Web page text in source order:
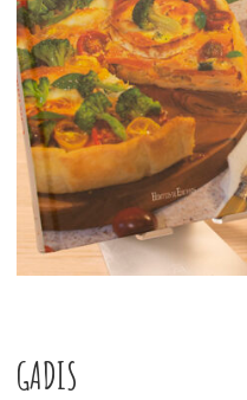
GADIS